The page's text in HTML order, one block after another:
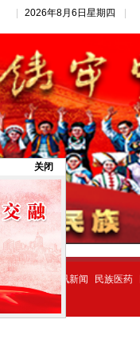
2026年8月6日星期四
示范创建 警讯新闻 民族医药
关闭